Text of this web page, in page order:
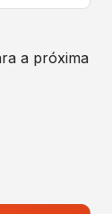
a próxima